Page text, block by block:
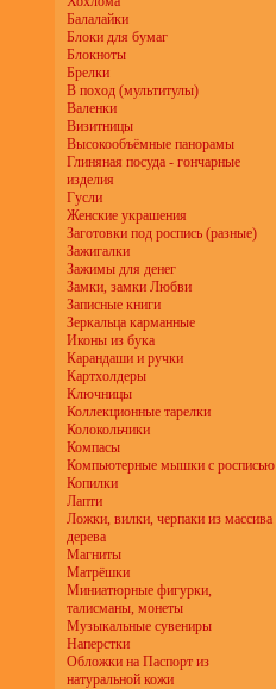
Балалайки
Блоки для бумаг
Блокноты
Брелки
В поход (мультитулы)
Валенки
Визитницы
Высокообъёмные панорамы
Глиняная посуда - гончарные
изделия
Гусли
Женские украшения
Заготовки под роспись (разные)
Зажигалки
Зажимы для денег
Замки, замки Любви
Записные книги
Зеркальца карманные
Иконы из бука
Карандаши и ручки
Картхолдеры
Ключницы
Коллекционные тарелки
Колокольчики
Компасы
Компьютерные мышки с росписью
Копилки
Лапти
Ложки, вилки, черпаки из массива
дерева
Магниты
Матрёшки
Миниатюрные фигурки,
талисманы, монеты
Музыкальные сувениры
Наперстки
Обложки на Паспорт из
натуральной кожи